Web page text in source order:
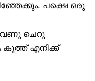
പക്ഷെ ഒരു
ചെറു
കുത്ത് എനിക്ക്